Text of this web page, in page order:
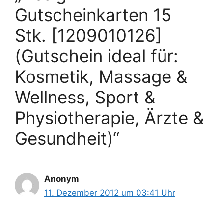
Gutscheinkarten 15
Stk. [1209010126]
(Gutschein ideal für:
Kosmetik, Massage &
Wellness, Sport &
Physiotherapie, Ärzte &
Gesundheit)“
Anonym
11. Dezember 2012 um 03:41 Uhr